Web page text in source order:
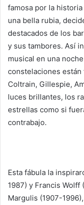
famosa por la
una bella rubia,
destacados de los
y sus tambores. Así
musical en una
constelaciones están
Coltrain, Gillespie,
luces brillantes, los
estrellas como si
contrabajo.
Esta fábula la
1987) y Francis Wolff
Margulis (1907-